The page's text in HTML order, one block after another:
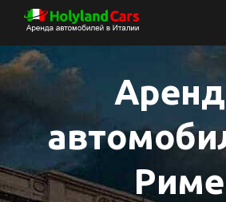
Риме